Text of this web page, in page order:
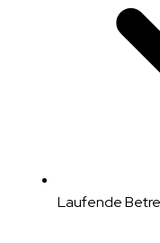
Laufende